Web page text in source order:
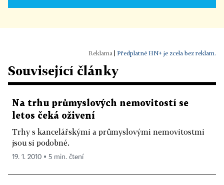
Předplatné HN+ je zcela bez reklam.
Související články
Na trhu průmyslových nemovitostí se
letos čeká oživení
Trhy s kancelářskými a průmyslovými nemovitostmi
jsou si podobné.
19. 1. 2010 ▪ 5 min. čtení